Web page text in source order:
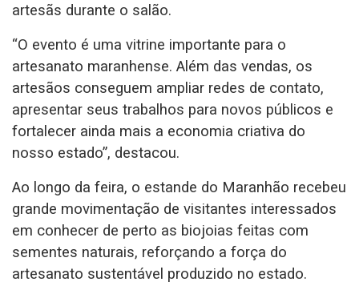
artesãs durante o salão.
“O evento é uma vitrine importante para o
artesanato maranhense. Além das vendas, os
artesãos conseguem ampliar redes de contato,
apresentar seus trabalhos para novos públicos e
fortalecer ainda mais a economia criativa do
nosso estado”, destacou.
Ao longo da feira, o estande do Maranhão recebeu
grande movimentação de visitantes interessados
em conhecer de perto as biojoias feitas com
sementes naturais, reforçando a força do
artesanato sustentável produzido no estado.